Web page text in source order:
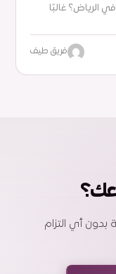
الرياض؟ غالبًا
فريق طيف
بدون أي التزام